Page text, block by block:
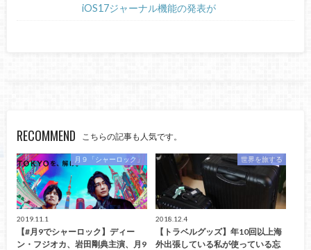
iOS17ジャーナル機能の発表が
RECOMMEND こちらの記事も人気です。
月９「シャーロック」
2019.11.1
【#月9でシャーロック】ディー
ン・フジオカ、岩田剛典主演、月9
世界を旅する
2018.12.4
【トラベルグッズ】年10回以上海
外出張している私が使っている忘